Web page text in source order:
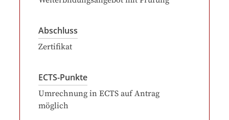
Abschluss
Zertifikat
ECTS-Punkte
Umrechnung in ECTS auf Antrag
möglich